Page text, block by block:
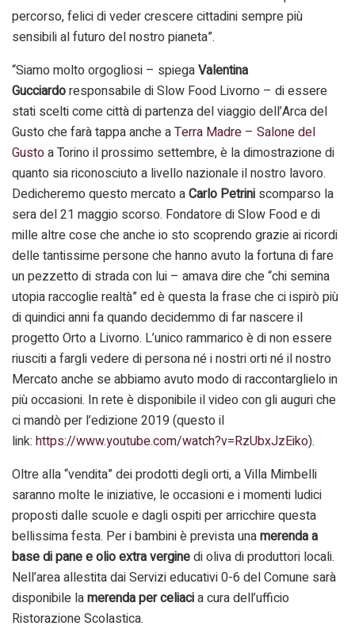
percorso, felici di veder crescere cittadini sempre più
sensibili al futuro del nostro pianeta”.
“Siamo molto orgogliosi – spiegaValentina
Gucciardoresponsabile di Slow Food Livorno – di essere
stati scelti come città di partenza del viaggio dell’Arca del
Gusto che farà tappa anche aTerra Madre – Salone del
Gustoa Torino il prossimo settembre, è la dimostrazione di
quanto sia riconosciuto a livello nazionale il nostro lavoro.
Dedicheremo questo mercato aCarlo Petrini scomparso la
sera del 21 maggio scorso. Fondatore di Slow Food e di
mille altre cose che anche io sto scoprendo grazie ai ricordi
delle tantissime persone che hanno avuto la fortuna di fare
un pezzetto di strada con lui – amava dire che “chi semina
utopia raccoglie realtà” ed è questa la frase che ci ispirò più
di quindici anni fa quando decidemmo di far nascere il
progetto Orto a Livorno. L’unico rammarico è di non essere
riusciti a fargli vedere di persona né i nostri orti né il nostro
Mercato anche se abbiamo avuto modo di raccontarglielo in
più occasioni. In rete è disponibile il video con gli auguri che
ci mandò per l’edizione 2019 (questo il
link: https://www.youtube.com/watch?v=RzUbxJzEiko).
Oltre alla “vendita” dei prodotti degli orti, a Villa Mimbelli
saranno molte le iniziative, le occasioni e i momenti ludici
proposti dalle scuole e dagli ospiti per arricchire questa
bellissima festa. Per i bambini è prevista unamerenda a
base di pane e olio extra verginedi oliva di produttori locali.
Nell’area allestita dai Servizi educativi 0-6 del Comune sarà
disponibile lamerenda per celiacia cura dell’ufficio
Ristorazione Scolastica.